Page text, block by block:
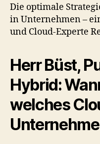
Die optimale
in Unternehmen –
und Cloud-Experte
Herr Büst,
Hybrid:
welches